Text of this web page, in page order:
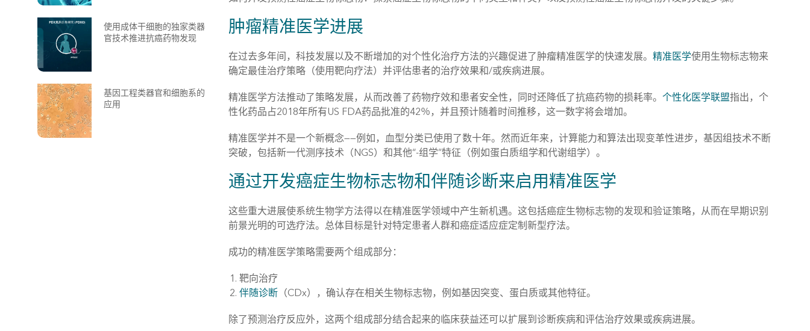
肿瘤精准医学进展
在过去多年间，科技发展以及不断增加的对个性化治疗方法的兴趣促进了肿瘤精准医学的快速发展。精准医学使用生物标志物来
确定最佳治疗策略（使用靶向疗法）并评估患者的治疗效果和/或疾病进展。
精准医学方法推动了策略发展，从而改善了药物疗效和患者安全性，同时还降低了抗癌药物的损耗率。个性化医学联盟指出，个
性化药品占2018年所有US FDA药品批准的42％，并且预计随着时间推移，这一数字将会增加。
精准医学并不是一个新概念——例如，血型分类已使用了数十年。然而近年来，计算能力和算法出现变革性进步，基因组技术不断
突破，包括新一代测序技术（NGS）和其他“-组学”特征（例如蛋白质组学和代谢组学）。
通过开发癌症生物标志物和伴随诊断来启用精准医学
这些重大进展使系统生物学方法得以在精准医学领域中产生新机遇。这包括癌症生物标志物的发现和验证策略，从而在早期识别
前景光明的可选疗法。总体目标是针对特定患者人群和癌症适应症定制新型疗法。
成功的精准医学策略需要两个组成部分：
靶向治疗
伴随诊断 （CDx），确认存在相关生物标志物，例如基因突变、蛋白质或其他特征。
除了预测治疗反应外，这两个组成部分结合起来的临床获益还可以扩展到诊断疾病和评估治疗效果或疾病进展。
使用成体干细胞的独家类器
官技术推进抗癌药物发现
基因工程类器官和细胞系的
应用